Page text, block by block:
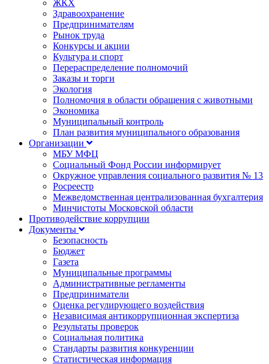
ЖКХ
Здравоохранение
Предпринимателям
Рынок труда
Конкурсы и акции
Культура и спорт
Перераспределение полномочий
Заказы и торги
Экология
Полномочия в области обращения с животными
Экономика
Муниципальный контроль
План развития муниципального образования
Организации
МБУ МФЦ
Социальный Фонд России информирует
Окружное управления социального развития № 13
Росреестр
Межведомственная централизованная бухгалтерия
Минчистоты Московской области
Противодействие коррупции
Документы
Безопасность
Бюджет
Газета
Муниципальные программы
Административные регламенты
Предприниматели
Оценка регулирующего воздействия
Независимая антикоррупционная экспертиза
Результаты проверок
Социальная политика
Стандарты развития конкуренции
Статистическая информация